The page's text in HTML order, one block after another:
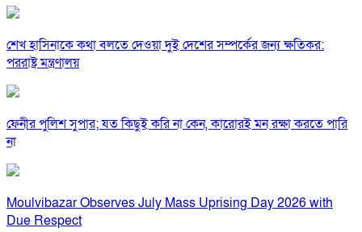
শেখ হাসিনাকে কথা বলতে দেওয়া দুই দেশের সম্পর্কের জন্য ক্ষতিকর:
পররাষ্ট্র মন্ত্রণালয়
ফেনীর পুলিশ সুপার; যত কিছুই করি না কেন, কারোরই মন রক্ষা করতে পারি
না
Moulvibazar Observes July Mass Uprising Day 2026 with
Due Respect